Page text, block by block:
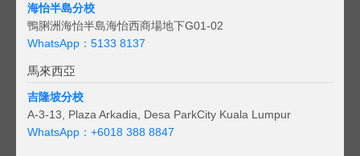
海怡半島分校
鴨脷洲海怡半島海怡西商場地下G01-02
WhatsApp：5133 8137
馬來西亞
吉隆坡分校
A-3-13, Plaza Arkadia, Desa ParkCity Kuala Lumpur
WhatsApp： +6018 388 8847